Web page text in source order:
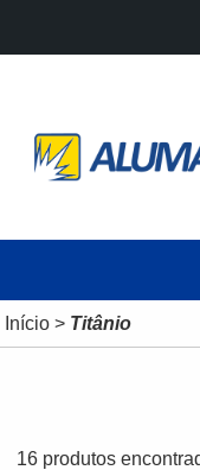
Início> Titânio
16 produtos